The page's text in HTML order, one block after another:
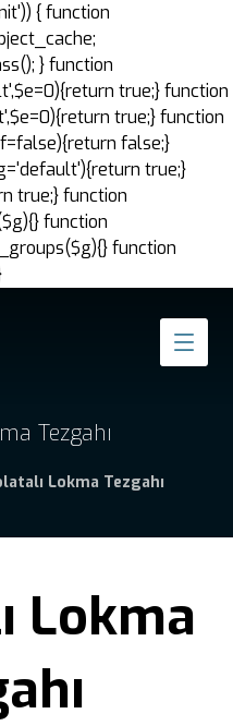
{ function
} function
true;} function
true;} function
false;}
true;}
true;} function
function
function
Tezgahı
Lokma Tezgahı
Lokma